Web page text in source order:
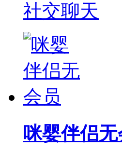
社交聊天
咪婴伴侣无